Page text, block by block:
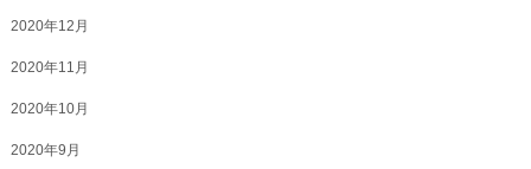
2020年12月
2020年11月
2020年10月
2020年9月